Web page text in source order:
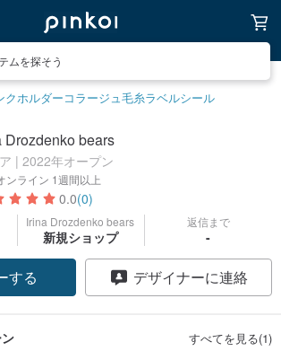
ムを探そう
クホルダーコラージュ毛糸ラベルシール
Drozdenko bears
| 2022年オープン
ンライン 1週間以上
0.0(0)
Irina Drozdenko bears
新規ショップ
返信まで
-
する デザイナーに連絡
すべてを見る(1)